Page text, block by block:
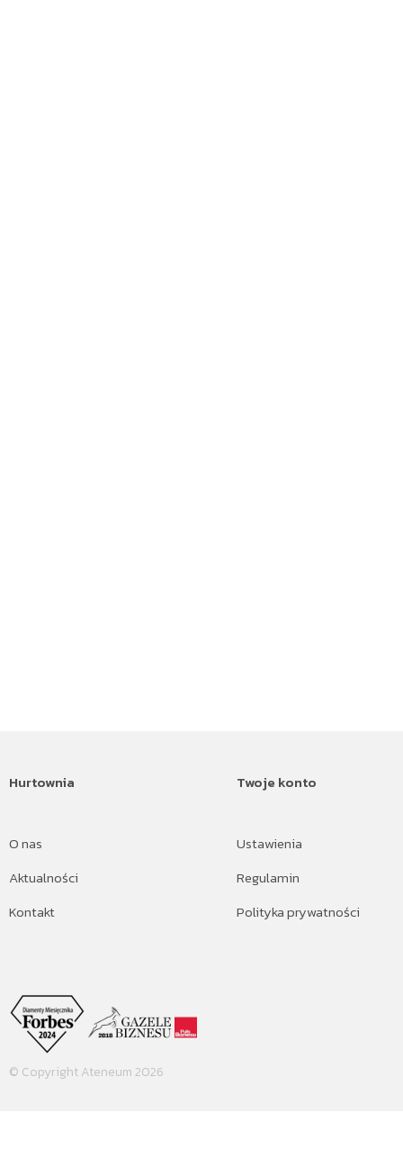
Hurtownia
O nas
Aktualności
Kontakt
Twoje konto
Ustawienia
Regulamin
Polityka prywatności
© Copyright Ateneum 2026